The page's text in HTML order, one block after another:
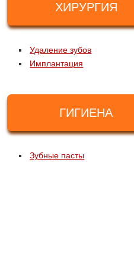
ХИРУРГИЯ
Удаление зубов
Имплантация
ГИГИЕНА
Зубные пасты